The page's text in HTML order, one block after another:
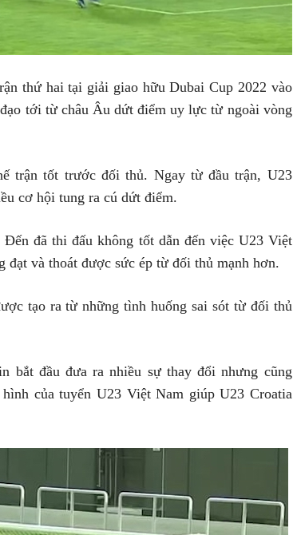
thứ hai tại giải giao hữu Dubai Cup 2022 vào
tới từ châu Âu dứt điểm uy lực từ ngoài vòng
trận tốt trước đối thủ. Ngay từ đầu trận, U23
cơ hội tung ra cú dứt điểm.
đã thi đấu không tốt dẫn đến việc U23 Việt
và thoát được sức ép từ đối thủ mạnh hơn.
tạo ra từ những tình huống sai sót từ đối thủ
bắt đầu đưa ra nhiều sự thay đổi nhưng cũng
của tuyển U23 Việt Nam giúp U23 Croatia